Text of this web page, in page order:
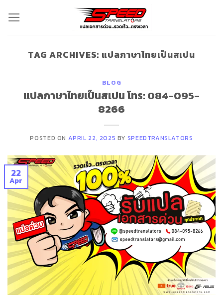
TAG ARCHIVES: แปลภาษาไทยเป็นสเปน
BLOG
แปลภาษาไทยเป็นสเปน โทร: 084-095-
8266
POSTED ON APRIL 22, 2025 BY SPEEDTRANSLATORS
22
Apr